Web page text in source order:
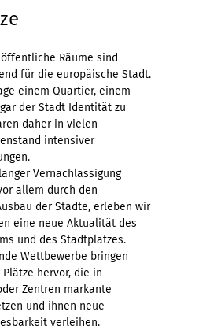
Räume sind
für die europäische Stadt.
einem Quartier, einem
der Stadt Identität zu
daher in vielen
intensiver
Vernachlässigung
allem durch den
der Städte, erleben wir
eine neue Aktualität des
und des Stadtplatzes.
Wettbewerbe bringen
hervor, die in
Zentren markante
und ihnen neue
verleihen.